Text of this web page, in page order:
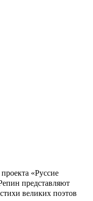
«Руссие
представляют
великих поэтов